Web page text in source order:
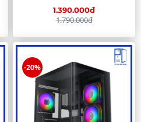
1.390.000đ
1.790.000đ
-20%